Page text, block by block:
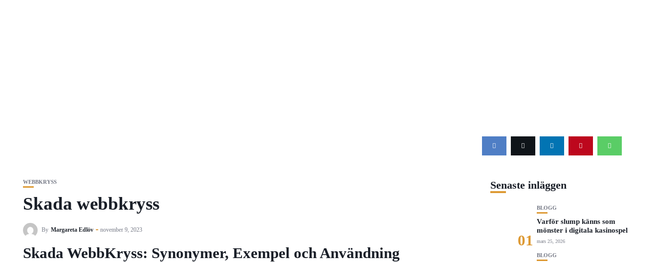
WEBBKRYSS
Skada webbkryss
By Margareta Edlöv november 9, 2023
Skada WebbKryss: Synonymer, Exempel och Användning
Senaste inläggen
01
BLOGG
Varför slump känns som
mönster i digitala kasinospel
mars 25, 2026
BLOGG